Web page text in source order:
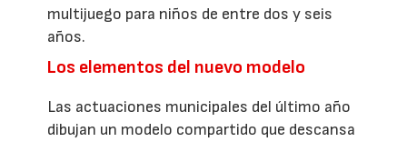
multijuego para niños de entre dos y seis
años.
Los elementos del nuevo modelo
Las actuaciones municipales del último año
dibujan un modelo compartido que descansa